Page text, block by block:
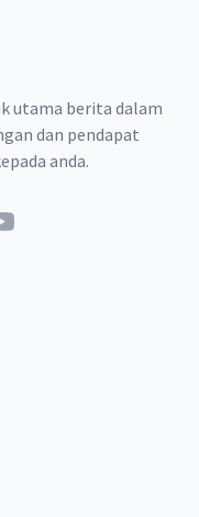
utama berita dalam
dan pendapat
anda.